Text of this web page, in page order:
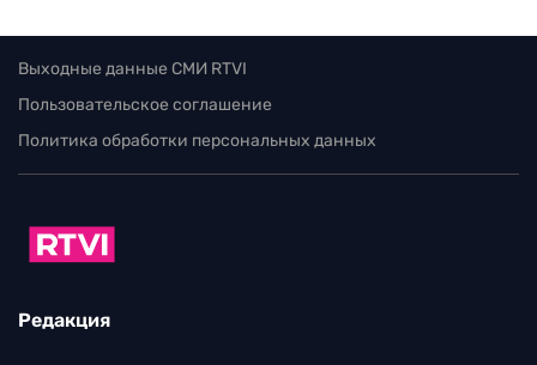
Выходные данные СМИ RTVI
Пользовательское соглашение
Политика обработки персональных данных
Редакция